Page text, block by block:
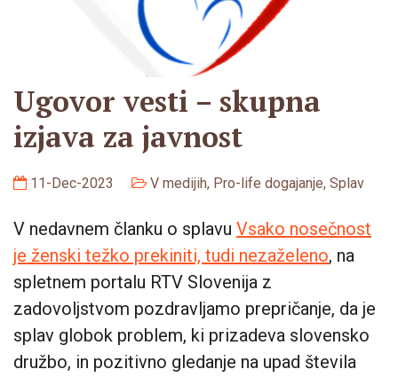
Ugovor vesti – skupna
izjava za javnost
11-Dec-2023 V medijih, Pro-life dogajanje, Splav
V nedavnem članku o splavu Vsako nosečnost
je ženski težko prekiniti, tudi nezaželeno, na
spletnem portalu RTV Slovenija z
zadovoljstvom pozdravljamo prepričanje, da je
splav globok problem, ki prizadeva slovensko
družbo, in pozitivno gledanje na upad števila